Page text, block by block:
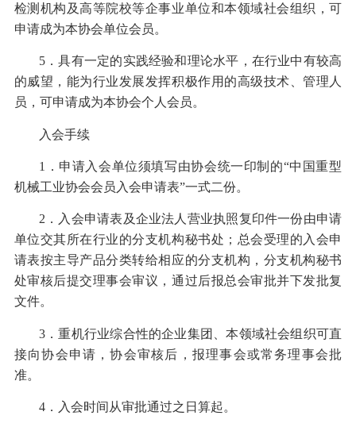
检测机构及高等院校等企事业单位和本领域社会组织，可
申请成为本协会单位会员。
5．具有一定的实践经验和理论水平，在行业中有较高
的威望，能为行业发展发挥积极作用的高级技术、管理人
员，可申请成为本协会个人会员。
入会手续
1．申请入会单位须填写由协会统一印制的“中国重型
机械工业协会会员入会申请表”一式二份。
2．入会申请表及企业法人营业执照复印件一份由申请
单位交其所在行业的分支机构秘书处；总会受理的入会申
请表按主导产品分类转给相应的分支机构，分支机构秘书
处审核后提交理事会审议，通过后报总会审批并下发批复
文件。
3．重机行业综合性的企业集团、本领域社会组织可直
接向协会申请，协会审核后，报理事会或常务理事会批
准。
4．入会时间从审批通过之日算起。